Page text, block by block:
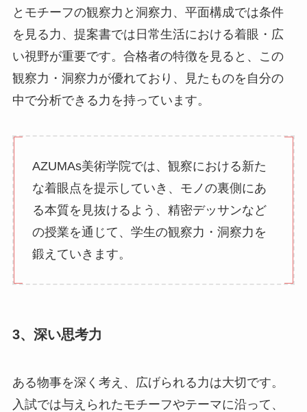
とモチーフの観察力と洞察力、平面構成では条件
を見る力、提案書では日常生活における着眼・広
い視野が重要です。合格者の特徴を見ると、この
観察力・洞察力が優れており、見たものを自分の
中で分析できる力を持っています。
AZUMAs美術学院では、観察における新た
な着眼点を提示していき、モノの裏側にあ
る本質を見抜けるよう、精密デッサンなど
の授業を通じて、学生の観察力・洞察力を
鍛えていきます。
3、深い思考力
ある物事を深く考え、広げられる力は大切です。
入試では与えられたモチーフやテーマに沿って、